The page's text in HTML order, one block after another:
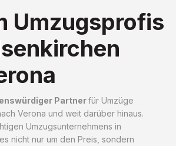
Umzugsprofis
Partnerfür Umzüge
Verona und weit darüber hinaus.
Umzugsunternehmens in
nicht nur um den Preis, sondern